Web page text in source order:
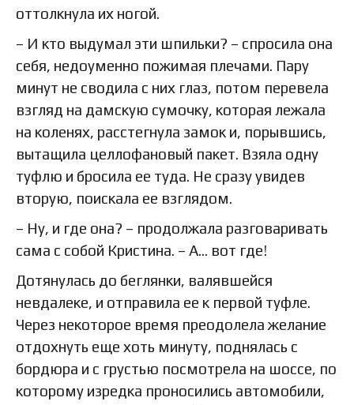
оттолкнула их ногой.
– И кто выдумал эти шпильки? – спросила она
себя, недоуменно пожимая плечами. Пару
минут не сводила с них глаз, потом перевела
взгляд на дамскую сумочку, которая лежала
на коленях, расстегнула замок и, порывшись,
вытащила целлофановый пакет. Взяла одну
туфлю и бросила ее туда. Не сразу увидев
вторую, поискала ее взглядом.
– Ну, и где она? – продолжала разговаривать
сама с собой Кристина. – А… вот где!
Дотянулась до беглянки, валявшейся
невдалеке, и отправила ее к первой туфле.
Через некоторое время преодолела желание
отдохнуть еще хоть минуту, поднялась с
бордюра и с грустью посмотрела на шоссе, по
которому изредка проносились автомобили,